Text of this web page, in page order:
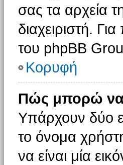
σας τα αρχεία
διαχειριστή.
του phpBB
Κορυφή
Πώς μπορώ να
Υπάρχουν δύο
το όνομα
να είναι μία